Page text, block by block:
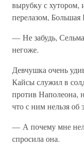
вырубку с хутором,
перелазом, Большая
— Не забудь,
негоже.
Девчушка очень
Кайсы служил в
против Наполеона,
что с ним нельзя об
— А почему мне
спросила она.